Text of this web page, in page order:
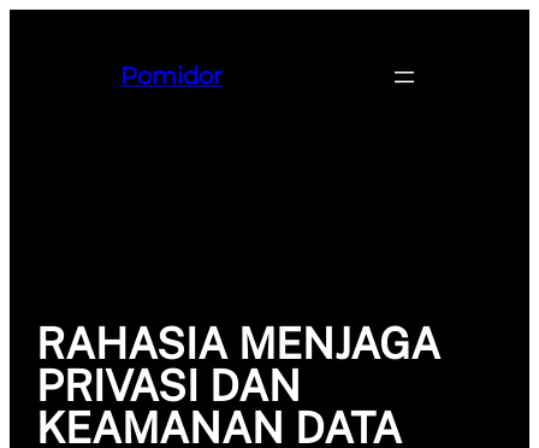
Pomidor
RAHASIA MENJAGA
PRIVASI DAN
KEAMANAN DATA